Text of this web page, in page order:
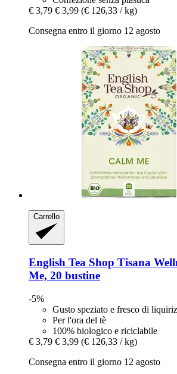
€ 3,79 € 3,99 (€ 126,33 / kg)
Consegna entro il giorno 12 agosto
Carrello
English Tea Shop Tisana
Me, 20 bustine
-5%
Gusto speziato e fresco di
Per l'ora del tè
100% biologico e riciclabile
€ 3,79 € 3,99 (€ 126,33 / kg)
Consegna entro il giorno 12 agosto